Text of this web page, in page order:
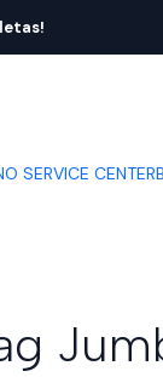
SERVICE CENTER